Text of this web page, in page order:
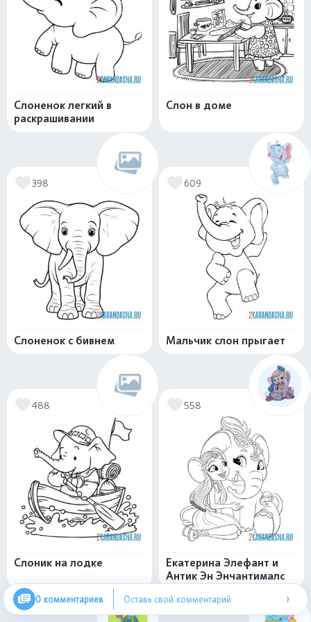
Слоненок легкий в
раскрашивании
Слон в доме
398
Слоненок с бивнем
609
Мальчик слон прыгает
488
Слоник на лодке
558
Екатерина Элефант и
Антик Эн Энчантималс
0 комментариев Оставь свой комментарий ›